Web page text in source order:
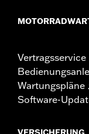
Vertragsservice
Wartungspläne
Software-